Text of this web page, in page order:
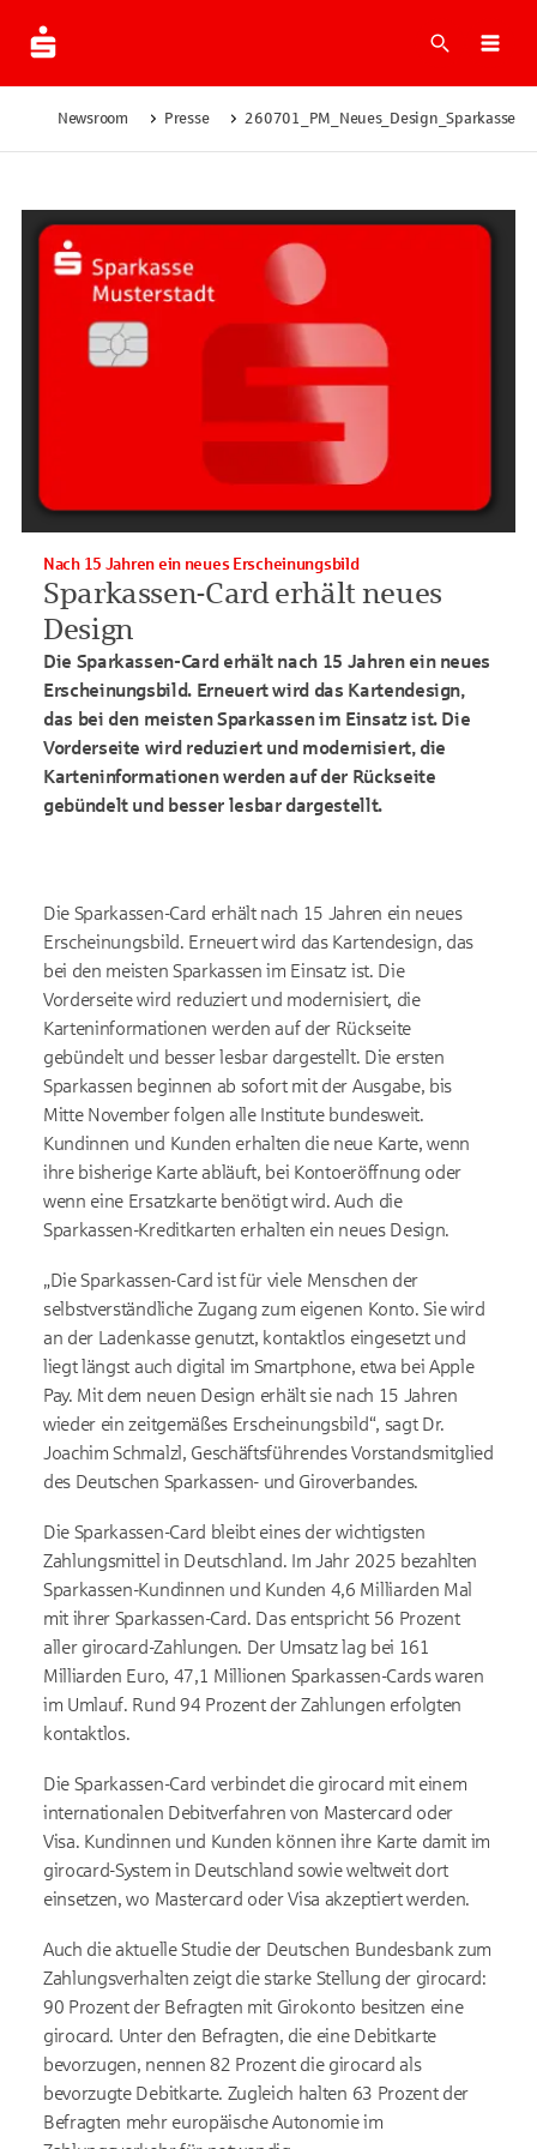
Suche
Newsroom Presse 260701_PM_Neues_Design_Sparkassen-
Sparkassen-Card erhält neues
Design
Nach 15 Jahren ein neues Erscheinungsbild
Die Sparkassen-Card erhält nach 15 Jahren ein neues
Erscheinungsbild. Erneuert wird das Kartendesign,
das bei den meisten Sparkassen im Einsatz ist. Die
Vorderseite wird reduziert und modernisiert, die
Karteninformationen werden auf der Rückseite
gebündelt und besser lesbar dargestellt.
Die Sparkassen-Card erhält nach 15 Jahren ein neues
Erscheinungsbild. Erneuert wird das Kartendesign, das
bei den meisten Sparkassen im Einsatz ist. Die
Vorderseite wird reduziert und modernisiert, die
Karteninformationen werden auf der Rückseite
gebündelt und besser lesbar dargestellt. Die ersten
Sparkassen beginnen ab sofort mit der Ausgabe, bis
Mitte November folgen alle Institute bundesweit.
Kundinnen und Kunden erhalten die neue Karte, wenn
ihre bisherige Karte abläuft, bei Kontoeröffnung oder
wenn eine Ersatzkarte benötigt wird. Auch die
Sparkassen-Kreditkarten erhalten ein neues Design.
„Die Sparkassen-Card ist für viele Menschen der
selbstverständliche Zugang zum eigenen Konto. Sie wird
an der Ladenkasse genutzt, kontaktlos eingesetzt und
liegt längst auch digital im Smartphone, etwa bei Apple
Pay. Mit dem neuen Design erhält sie nach 15 Jahren
wieder ein zeitgemäßes Erscheinungsbild“, sagt Dr.
Joachim Schmalzl, Geschäftsführendes Vorstandsmitglied
des Deutschen Sparkassen- und Giroverbandes.
Die Sparkassen-Card bleibt eines der wichtigsten
Zahlungsmittel in Deutschland. Im Jahr 2025 bezahlten
Sparkassen-Kundinnen und Kunden 4,6 Milliarden Mal
mit ihrer Sparkassen-Card. Das entspricht 56 Prozent
aller girocard-Zahlungen. Der Umsatz lag bei 161
Milliarden Euro, 47,1 Millionen Sparkassen-Cards waren
im Umlauf. Rund 94 Prozent der Zahlungen erfolgten
kontaktlos.
Die Sparkassen-Card verbindet die girocard mit einem
internationalen Debitverfahren von Mastercard oder
Visa. Kundinnen und Kunden können ihre Karte damit im
girocard-System in Deutschland sowie weltweit dort
einsetzen, wo Mastercard oder Visa akzeptiert werden.
Auch die aktuelle Studie der Deutschen Bundesbank zum
Zahlungsverhalten zeigt die starke Stellung der girocard:
90 Prozent der Befragten mit Girokonto besitzen eine
girocard. Unter den Befragten, die eine Debitkarte
bevorzugen, nennen 82 Prozent die girocard als
bevorzugte Debitkarte. Zugleich halten 63 Prozent der
Befragten mehr europäische Autonomie im